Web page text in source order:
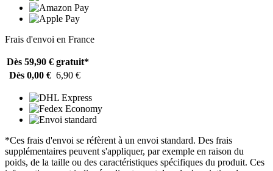
Frais d'envoi en France
Dès 59,90 € gratuit*
Dès 0,00 € 6,90 €
*Ces frais d'envoi se réfèrent à un envoi standard. Des frais
supplémentaires peuvent s'appliquer, par exemple en raison du
poids, de la taille ou des caractéristiques spécifiques du produit. Ces